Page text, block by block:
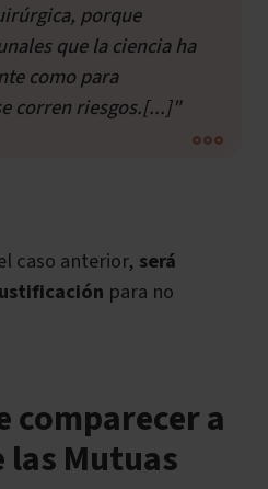
porque
que la ciencia ha
como para
corren riesgos.[...]"
caso anterior, será
para no
comparecer a
Mutuas